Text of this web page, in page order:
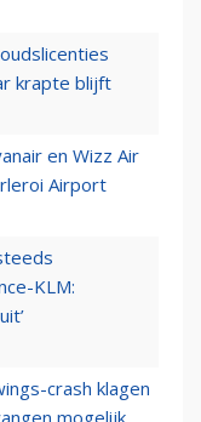
krapte blijft
en Wizz Air
Airport
KLM:
crash klagen